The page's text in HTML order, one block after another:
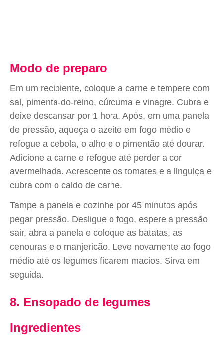
Modo de preparo
Em um recipiente, coloque a carne e tempere com
sal, pimenta-do-reino, cúrcuma e vinagre. Cubra e
deixe descansar por 1 hora. Após, em uma panela
de pressão, aqueça o azeite em fogo médio e
refogue a cebola, o alho e o pimentão até dourar.
Adicione a carne e refogue até perder a cor
avermelhada. Acrescente os tomates e a linguiça e
cubra com o caldo de carne.
Tampe a panela e cozinhe por 45 minutos após
pegar pressão. Desligue o fogo, espere a pressão
sair, abra a panela e coloque as batatas, as
cenouras e o manjericão. Leve novamente ao fogo
médio até os legumes ficarem macios. Sirva em
seguida.
8. Ensopado de legumes
Ingredientes